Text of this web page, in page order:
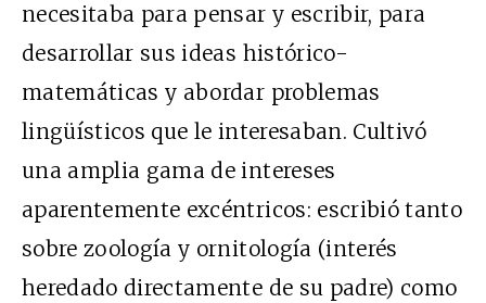
necesitaba para pensar y escribir, para
desarrollar sus ideas histórico-
matemáticas y abordar problemas
lingüísticos que le interesaban. Cultivó
una amplia gama de intereses
aparentemente excéntricos: escribió tanto
sobre zoología y ornitología (interés
heredado directamente de su padre) como